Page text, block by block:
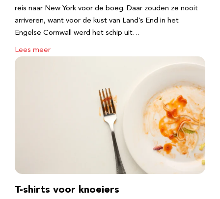
reis naar New York voor de boeg. Daar zouden ze nooit
arriveren, want voor de kust van Land’s End in het
Engelse Cornwall werd het schip uit…
Lees meer
T-shirts voor knoeiers